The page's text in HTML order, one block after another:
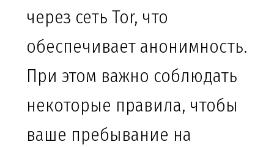
через сеть Tor, что
обеспечивает анонимность.
При этом важно соблюдать
некоторые правила, чтобы
ваше пребывание на